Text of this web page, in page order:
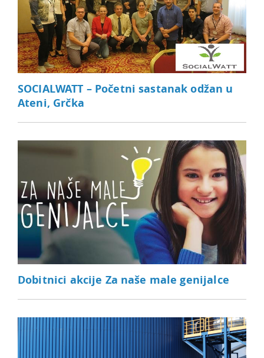
SOCIALWATT – Početni sastanak odžan u
Ateni, Grčka
Dobitnici akcije Za naše male genijalce